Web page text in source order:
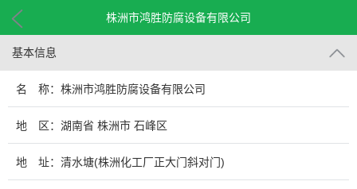
株洲市鸿胜防腐设备有限公司
基本信息
名 称：株洲市鸿胜防腐设备有限公司
地 区：湖南省 株洲市 石峰区
地 址：清水塘(株洲化工厂正大门斜对门)